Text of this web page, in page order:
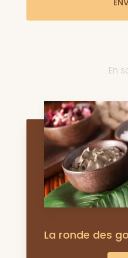
En
La ronde des